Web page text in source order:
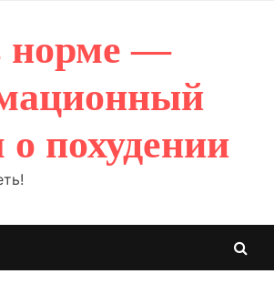
норме —
о похудении